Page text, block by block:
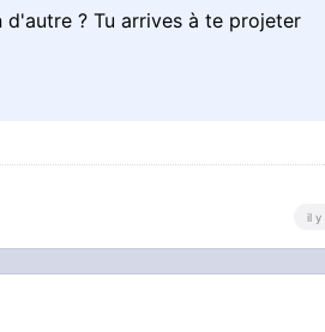
? Tu arrives à te projeter
il y